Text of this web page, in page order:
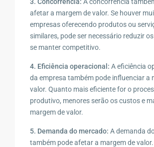
afetar a margem de valor. Se houver
empresas oferecendo produtos ou
similares, pode ser necessário reduzir
se manter competitivo.
4. Eficiência operacional: A eficiência
da empresa também pode influenciar a
valor. Quanto mais eficiente for o
produtivo, menores serão os custos e
margem de valor.
5. Demanda do mercado: A demanda
também pode afetar a margem de valor.